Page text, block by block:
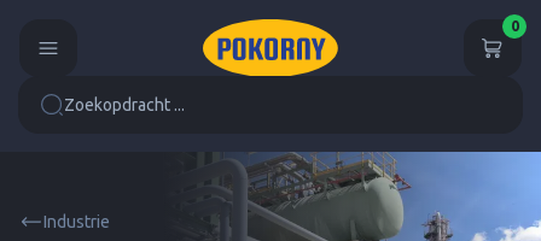
Zoekopdracht ...
0
Industrie